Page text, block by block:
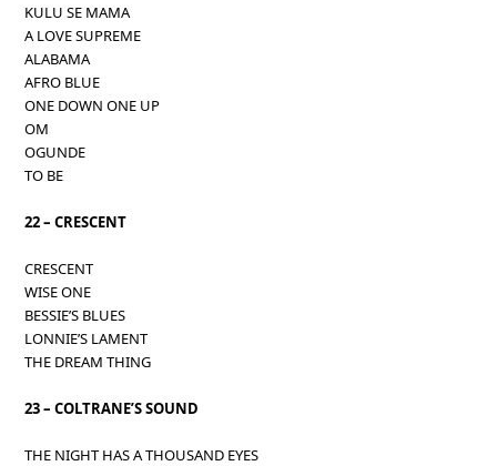
KULU SE MAMA
A LOVE SUPREME
ALABAMA
AFRO BLUE
ONE DOWN ONE UP
OM
OGUNDE
TO BE
22 – CRESCENT
CRESCENT
WISE ONE
BESSIE’S BLUES
LONNIE’S LAMENT
THE DREAM THING
23 – COLTRANE’S SOUND
THE NIGHT HAS A THOUSAND EYES